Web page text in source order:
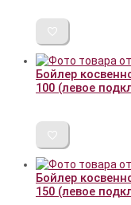
Бойлер
100 (левое
Бойлер
150 (левое